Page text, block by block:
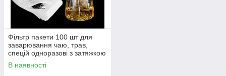
Фільтр пакети 100 шт для
заварювання чаю, трав,
спецій одноразові з затяжкою
5.5*7 см
В наявності